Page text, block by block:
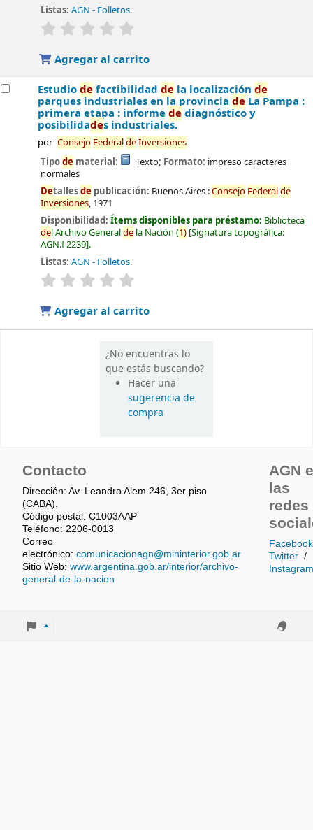
Listas: AGN - Folletos.
valoración
Agregar al carrito
Estudiodefactibilidadde la localizaciónde
parques industriales en la provinciade La Pampa :
primera etapa : informedediagnóstico y
posibilidades industriales.
por Consejo FederaldeInversiones
Tipode material: Texto; Formato: impreso caracteres
normales
Detallesde publicación: Buenos Aires :Consejo Federalde
Inversiones, 1971
Disponibilidad:Ítems disponibles para préstamo: Biblioteca
del Archivo Generalde la Nación (1) Signatura topográfica:
AGN.f 2239 .
Listas: AGN - Folletos.
valoración
Agregar al carrito
¿No encuentras lo
que estás buscando?
Hacer una
sugerencia de
compra
Contacto
Dirección: Av. Leandro Alem 246, 3er piso
(CABA).
Código postal: C1003AAP
Teléfono: 2206-0013
Correo
electrónico: comunicacionagn@mininterior.gob.ar
Sitio Web: www.argentina.gob.ar/interior/archivo-
general-de-la-nacion
AGN
las
redes
Facebook
Twitter /
Instagram